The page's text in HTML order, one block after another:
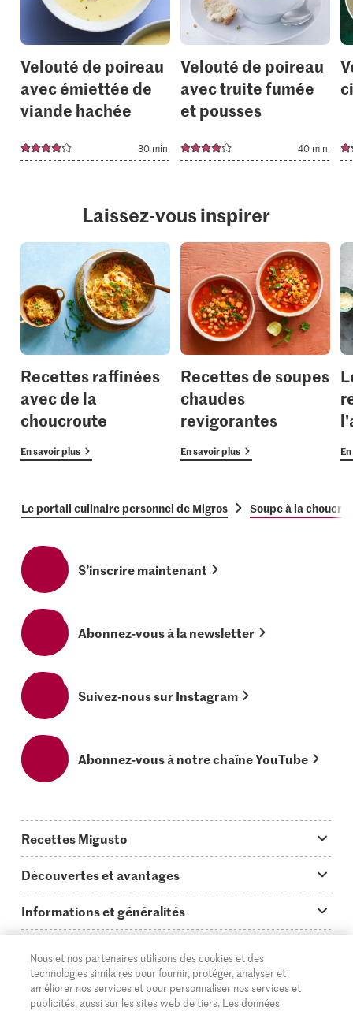
collections.
Velouté de poireau
avec émiettée de
viande hachée
30 min.
Velouté de poireau
avec truite fumée
et pousses
40 min.
Laissez-vous inspirer
Recettes raffinées
avec de la
choucroute
En savoir plus
Recettes de soupes
chaudes
revigorantes
En savoir plus
Le portail culinaire personnel de Migros Soupe à la
S’inscrire maintenant
Abonnez-vous à la newsletter
Suivez-nous sur Instagram
Abonnez-vous à notre chaîne YouTube
Recettes Migusto
Idées de menus
Plats principaux
Simple & vite prêt
Apéritif
Découvertes et avantages
On en parle...
Tutoriels
Glossaire des ingrédients
Informations et généralités
Questions concernant Migusto
Cuisiner avec Migusto
Service clientèle & contact
Supermarché
Migros Online
DE FR IT
Nous et nos partenaires utilisons des cookies et des
technologies similaires pour fournir, protéger, analyser et
améliorer nos services et pour personnaliser nos services et
publicités, aussi sur les sites web de tiers. Les données